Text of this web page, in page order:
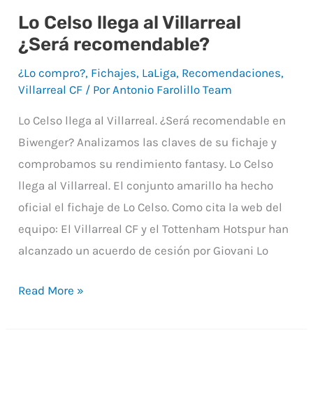
Lo Celso llega al Villarreal
¿Será recomendable?
¿Lo compro?, Fichajes, LaLiga, Recomendaciones,
Villarreal CF / PorAntonio Farolillo Team
Lo Celso llega al Villarreal. ¿Será recomendable en
Biwenger? Analizamos las claves de su fichaje y
comprobamos su rendimiento fantasy. Lo Celso
llega al Villarreal. El conjunto amarillo ha hecho
oficial el fichaje de Lo Celso. Como cita la web del
equipo: El Villarreal CF y el Tottenham Hotspur han
alcanzado un acuerdo de cesión por Giovani Lo
Lo
Celso
al
recomendable?
Read More »